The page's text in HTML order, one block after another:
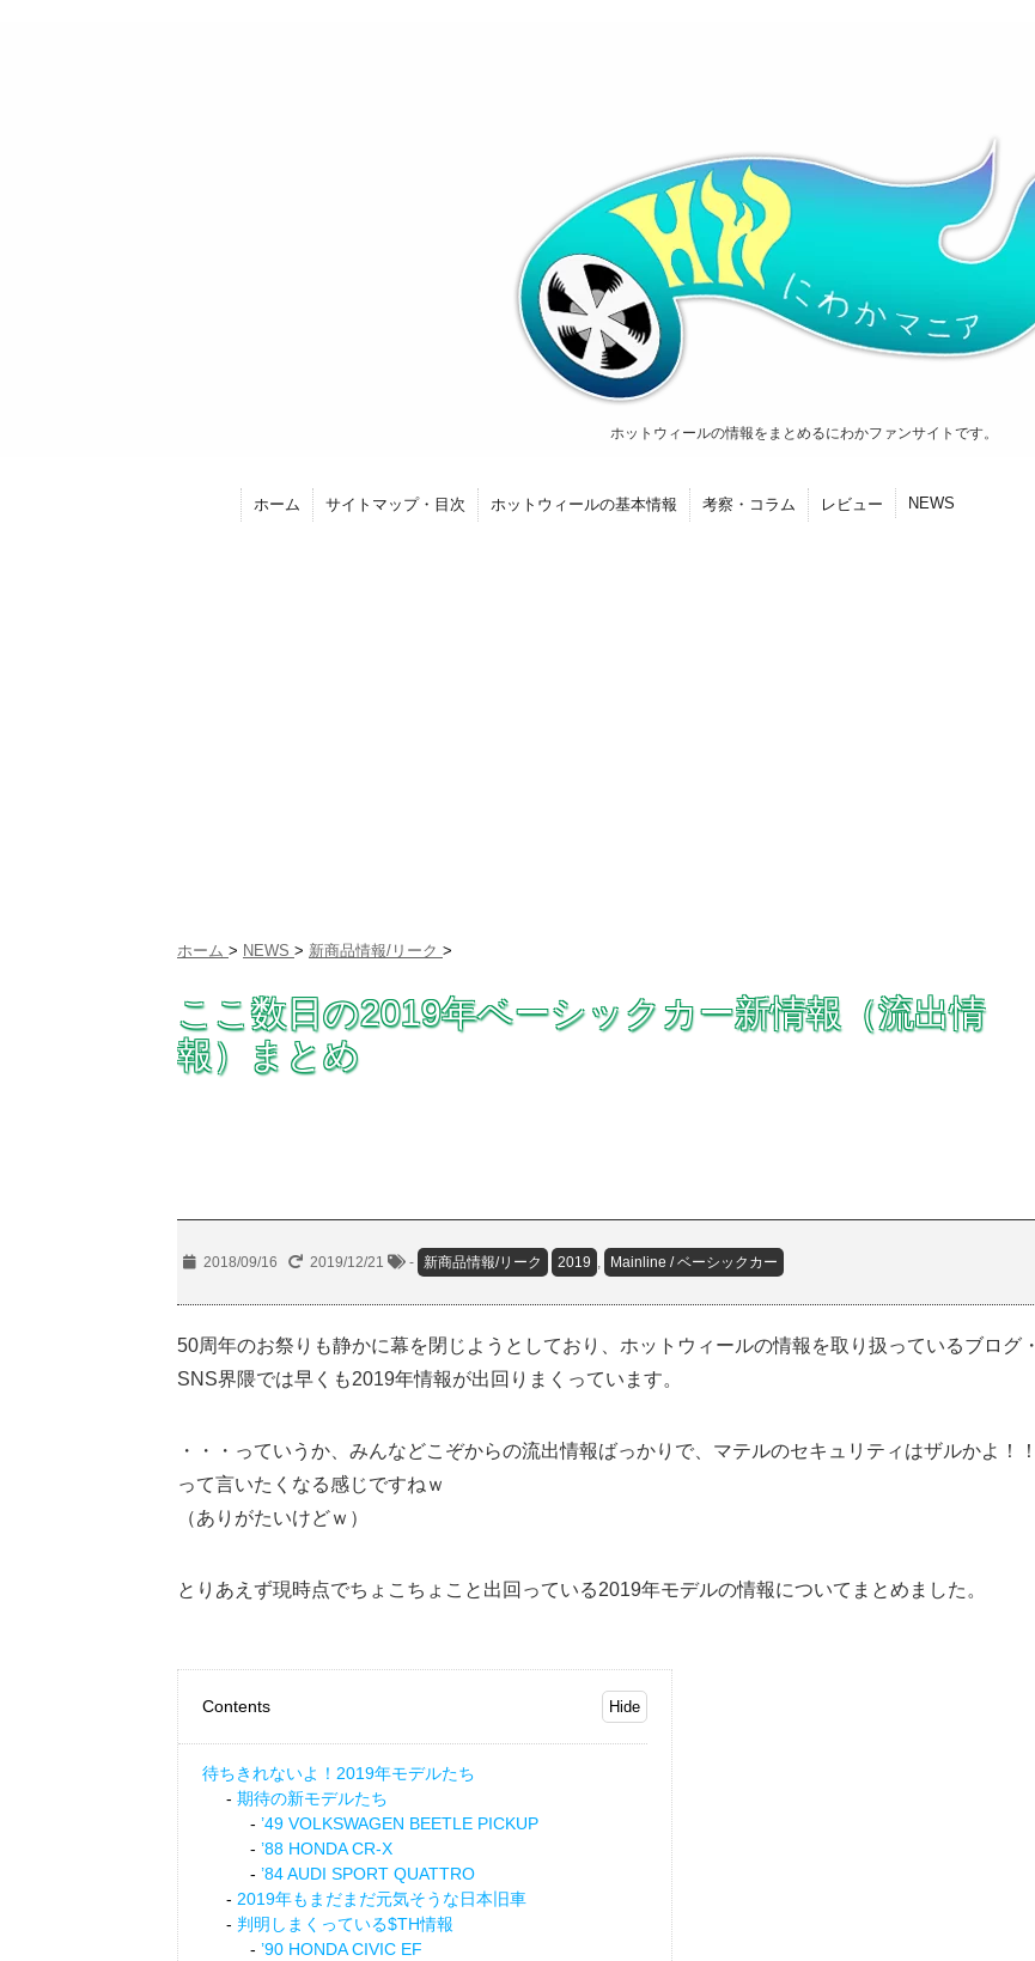
ホットウィールの情報をまとめるにわかファンサイトです。
ホーム サイトマップ・目次 ホットウィールの基本情報 考察・コラム レビュー NEWS
ホーム > NEWS > 新商品情報/リーク >
ここ数日の2019年ベーシックカー新情報（流出情
報）まとめ
2018/09/16 2019/12/21 - 新商品情報/リーク 2019 , Mainline / ベーシックカー
50周年のお祭りも静かに幕を閉じようとしており、ホットウィールの情報を取り扱っているブログ・
SNS界隈では早くも2019年情報が出回りまくっています。
・・・っていうか、みんなどこぞからの流出情報ばっかりで、マテルのセキュリティはザルかよ！！
って言いたくなる感じですねｗ
（ありがたいけどｗ）
とりあえず現時点でちょこちょこと出回っている2019年モデルの情報についてまとめました。
Contents
待ちきれないよ！2019年モデルたち
期待の新モデルたち
’49 VOLKSWAGEN BEETLE PICKUP
’88 HONDA CR-X
’84 AUDI SPORT QUATTRO
2019年もまだまだ元気そうな日本旧車
判明しまくっている$TH情報
’90 HONDA CIVIC EF